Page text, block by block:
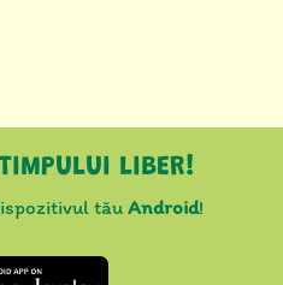
LIBER!
tău Android!